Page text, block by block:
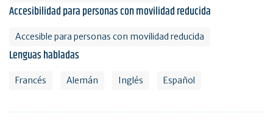
Accesibilidad para personas con movilidad reducida
Accesible para personas con movilidad reducida
Lenguas habladas
Francés Alemán Inglés Español